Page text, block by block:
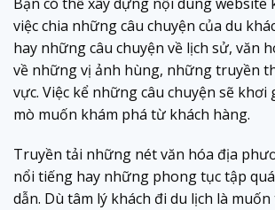
việc chia những câu chuyện của du
hay những câu chuyện về lịch sử, văn
về những vị ảnh hùng, những truyền
vực. Việc kể những câu chuyện sẽ
mò muốn khám phá từ khách hàng.
Truyền tải những nét văn hóa địa
nổi tiếng hay những phong tục tập
dẫn. Dù tâm lý khách đi du lịch là